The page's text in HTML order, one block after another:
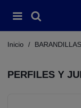
Inicio / BARANDILLAS
PERFILES Y